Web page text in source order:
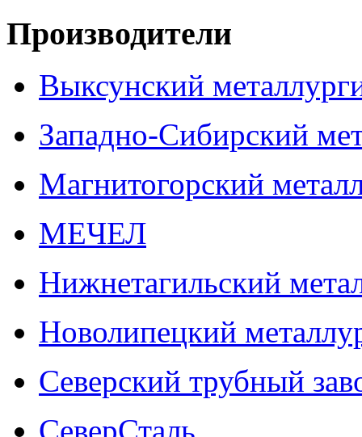
Производители
Выксунский
Западно-Сибирский
Магнитогорский
МЕЧЕЛ
Нижнетагильский
Новолипецкий
Северский трубный